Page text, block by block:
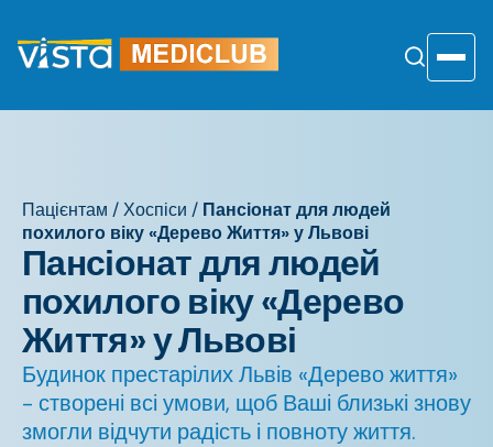
змісту
Пацієнтам /Хоспіси / Пансіонат для людей
похилого віку «Дерево Життя» у Львові
Пансіонат для людей
похилого віку «Дерево
Життя» у Львові
Будинок престарілих Львів «Дерево життя»
- створені всі умови, щоб Ваші близькі знову
змогли відчути радість і повноту життя.